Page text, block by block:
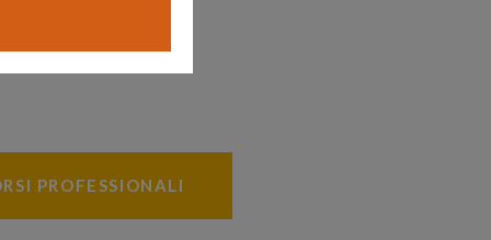
PROFESSIONALI